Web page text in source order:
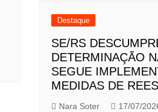
Destaque
SE/RS
DETERMINAÇÃO
SEGUE
MEDIDAS DE
Nara Soter 17/07/